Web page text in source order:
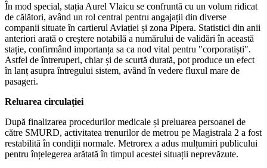
În mod special, stația Aurel Vlaicu se confruntă cu un volum ridicat
de călători, având un rol central pentru angajații din diverse
companii situate în cartierul Aviației și zona Pipera. Statistici din anii
anteriori arată o creștere notabilă a numărului de validări în această
stație, confirmând importanța sa ca nod vital pentru "corporatiști".
Astfel de întreruperi, chiar și de scurtă durată, pot produce un efect
în lanț asupra întregului sistem, având în vedere fluxul mare de
pasageri.
Reluarea circulației
După finalizarea procedurilor medicale și preluarea persoanei de
către SMURD, activitatea trenurilor de metrou pe Magistrala 2 a fost
restabilită în condiții normale. Metrorex a adus mulțumiri publicului
pentru înțelegerea arătată în timpul acestei situații neprevăzute.